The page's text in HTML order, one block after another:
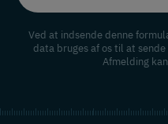
Ved at indsende denne
data bruges af os til at
Afmelding